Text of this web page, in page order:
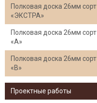
Полковая доска 26мм сорт
«ЭКСТРА»
Полковая доска 26мм сорт
«А»
Полковая доска 26мм сорт
«В»
Проектные работы